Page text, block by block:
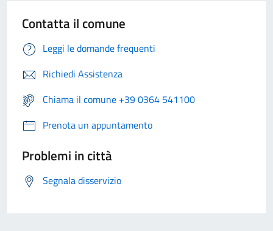
Contatta il comune
Leggi le domande frequenti
Richiedi Assistenza
Chiama il comune +39 0364 541100
Prenota un appuntamento
Problemi in città
Segnala disservizio